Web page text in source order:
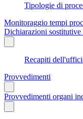
Tipologie di
Monitoraggio tempi
Dichiarazioni
Recapiti
Provvedimenti
Provvedimenti organi